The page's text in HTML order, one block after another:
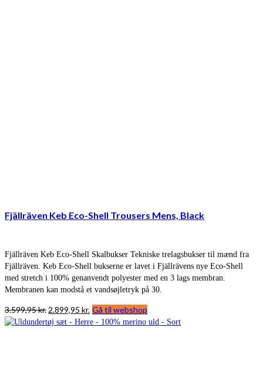
Fjällräven Keb Eco-Shell Trousers Mens, Black
Fjällräven Keb Eco-Shell Skalbukser Tekniske trelagsbukser til mænd fra
Fjällräven. Keb Eco-Shell bukserne er lavet i Fjällrävens nye Eco-Shell
med stretch i 100% genanvendt polyester med en 3 lags membran.
Membranen kan modstå et vandsøjletryk på 30.
3.599,95kr. Den
oprindelige
2.899,95 kr. Den
aktuelle
Gå til webshop